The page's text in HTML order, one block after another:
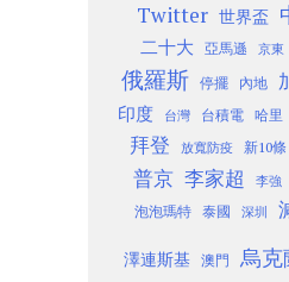
Twitter 世界盃
二十大 亞馬遜 京東
俄羅斯 停擺 內地
印度
台灣 台積電 哈里
拜登 放寬防疫 新10條
普京 李家超 李強
泡泡瑪特 泰國 深圳
澤連斯基 澳門 烏克